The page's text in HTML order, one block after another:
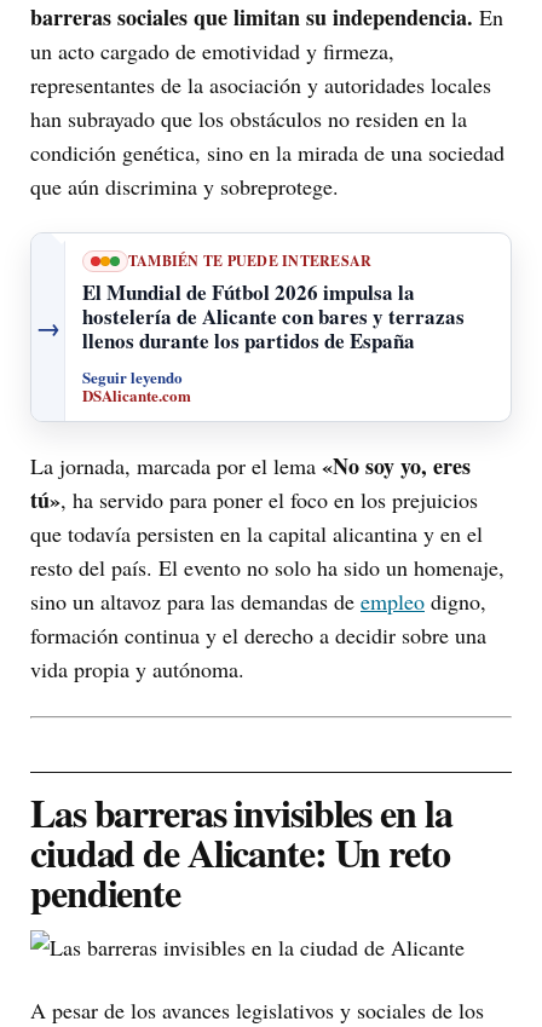
barreras sociales que limitan su independencia. En
un acto cargado de emotividad y firmeza,
representantes de la asociación y autoridades locales
han subrayado que los obstáculos no residen en la
condición genética, sino en la mirada de una sociedad
que aún discrimina y sobreprotege.
→
TAMBIÉN TE PUEDE INTERESAR
El Mundial de Fútbol 2026 impulsa la
hostelería de Alicante con bares y terrazas
llenos durante los partidos de España
Seguir leyendo
DSAlicante.com
La jornada, marcada por el lema «No soy yo, eres
tú», ha servido para poner el foco en los prejuicios
que todavía persisten en la capital alicantina y en el
resto del país. El evento no solo ha sido un homenaje,
sino un altavoz para las demandas de empleo digno,
formación continua y el derecho a decidir sobre una
vida propia y autónoma.
Las barreras invisibles en la
ciudad de Alicante: Un reto
pendiente
A pesar de los avances legislativos y sociales de los